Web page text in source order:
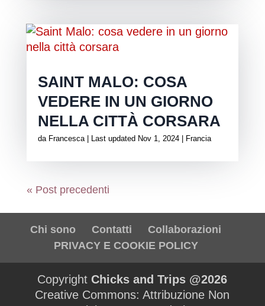
SAINT MALO: COSA
VEDERE IN UN GIORNO
NELLA CITTÀ CORSARA
da Francesca| Last updated Nov 1, 2024| Francia
« Post precedenti
Chi sono Contatti
Collaborazioni
PRIVACY E COOKIE POLICY
Copyright Chicks and Trips @2026
Creative Commons: Attribuzione Non